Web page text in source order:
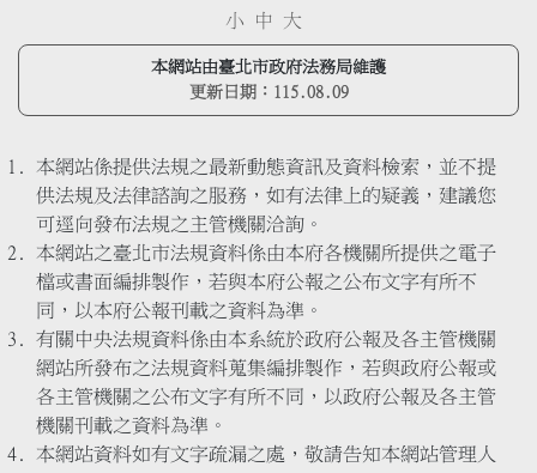
小 中 大
本網站由臺北市政府法務局維護
更新日期： 115.08.09
本網站係提供法規之最新動態資訊及資料檢索，並不提
供法規及法律諮詢之服務，如有法律上的疑義，建議您
可逕向發布法規之主管機關洽詢。
本網站之臺北市法規資料係由本府各機關所提供之電子
檔或書面編排製作，若與本府公報之公布文字有所不
同，以本府公報刊載之資料為準。
有關中央法規資料係由本系統於政府公報及各主管機關
網站所發布之法規資料蒐集編排製作，若與政府公報或
各主管機關之公布文字有所不同，以政府公報及各主管
機關刊載之資料為準。
本網站資料如有文字疏漏之處，敬請告知本網站管理人